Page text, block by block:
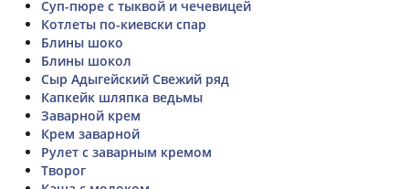
Суп-пюре с тыквой и чечевицей
Котлеты по-киевски спар
Блины шоко
Блины шокол
Сыр Адыгейский Свежий ряд
Капкейк шляпка ведьмы
Заварной крем
Крем заварной
Рулет с заварным кремом
Творог